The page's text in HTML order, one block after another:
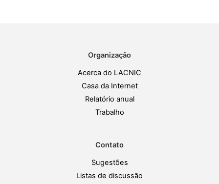
Organização
Acerca do LACNIC
Casa da Internet
Relatório anual
Trabalho
Contato
Sugestões
Listas de discussão